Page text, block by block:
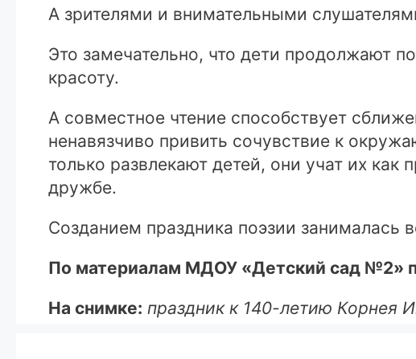
А зрителями и внимательными
Это замечательно, что дети продолжают
красоту.
А совместное чтение способствует
ненавязчиво привить сочувствие к
только развлекают детей, они учат их
дружбе.
Созданием праздника поэзии занималась
По материалам МДОУ «Детский сад №2»
На снимке: праздник к 140-летию Корнея